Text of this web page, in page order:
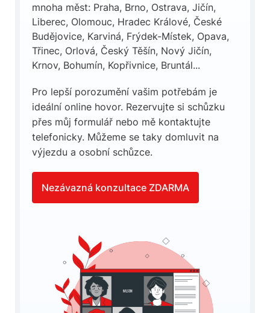
mnoha měst: Praha, Brno, Ostrava, Jičín,
Liberec, Olomouc, Hradec Králové, České
Budějovice, Karviná, Frýdek-Místek, Opava,
Třinec, Orlová, Český Těšín, Nový Jičín,
Krnov, Bohumín, Kopřivnice, Bruntál...
Pro lepší porozumění vašim potřebám je
ideální online hovor. Rezervujte si schůzku
přes můj formulář nebo mě kontaktujte
telefonicky. Můžeme se taky domluvit na
výjezdu a osobní schůzce.
Nezávazná konzultace ZDARMA